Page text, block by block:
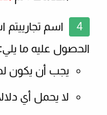
اسم تجارييتم
الحصول عليه ما يلي:
يجب أن يكون
لا يحمل أي